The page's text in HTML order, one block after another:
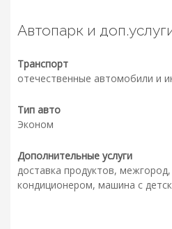
Автопарк и
Транспорт
отечественные автомобили и
Тип авто
Эконом
Дополнительные услуги
доставка продуктов,
кондиционером, машина с